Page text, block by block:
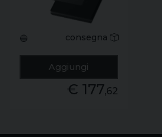
🔵 consegna
Aggiungi
€ 177,62